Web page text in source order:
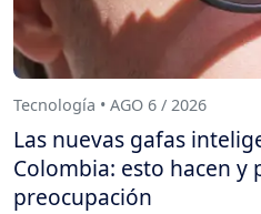
Tecnología • AGO 6 / 2026
Las nuevas gafas
Colombia: esto hacen y
preocupación